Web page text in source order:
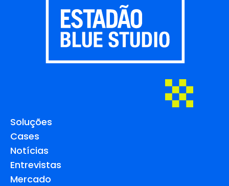
Soluções
Cases
Notícias
Entrevistas
Mercado